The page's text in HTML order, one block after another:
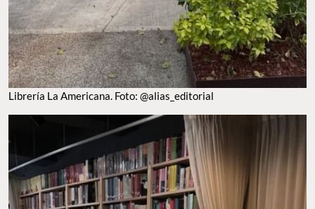
LIBRERÍA LA AMERICANA. FOTO: @ALIAS_EDITORIAL